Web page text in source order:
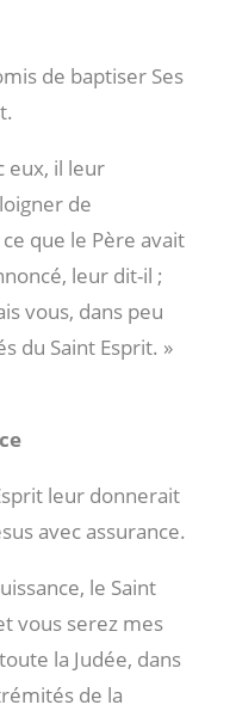
de baptiser Ses
eux, il leur
de
que le Père avait
leur dit-il ;
vous, dans peu
du Saint Esprit. »
leur donnerait
avec assurance.
le Saint
vous serez mes
la Judée, dans
de la